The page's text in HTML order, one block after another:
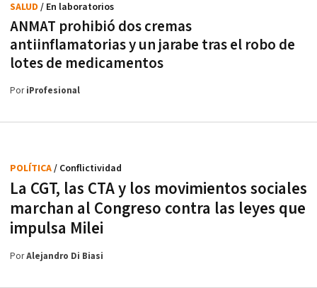
ANMAT prohibió dos cremas
antiinflamatorias y un jarabe tras el robo de
lotes de medicamentos
SALUD / En laboratorios
PoriProfesional
La CGT, las CTA y los movimientos sociales
marchan al Congreso contra las leyes que
impulsa Milei
POLÍTICA/ Conflictividad
PorAlejandro Di Biasi